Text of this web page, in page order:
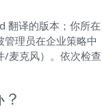
翻译的版本；你所在
理员在企业策略中
/麦克风）。依次检查